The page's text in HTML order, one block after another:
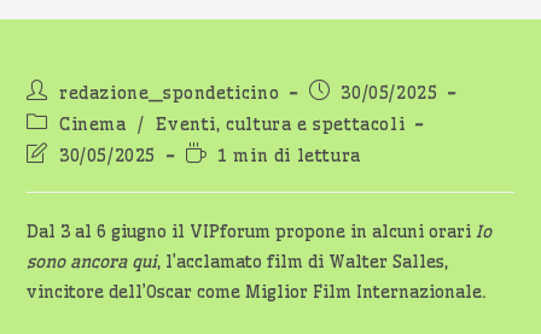
Autore
dell'articolo:
redazione_spondeticino
Articolo
pubblicato:
30/05/2025
Categoria
dell'articolo:
Cinema / Eventi, cultura e spettacoli
Ultima
dell'articolo:
30/05/2025
Tempo
lettura:
1 min di lettura
Dal 3 al 6 giugno il VIPforum propone in alcuni orariIo
sono ancora qui, l’acclamato film di Walter Salles,
vincitore dell’Oscar come Miglior Film Internazionale.